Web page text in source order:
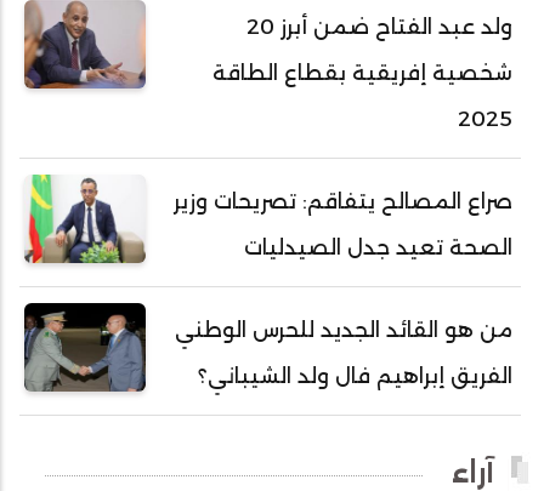
أحمد محفوظ حسني
أحمد محمد عبدالرحمن أمين
أحمد محمود محمد المامي النيسان
أحمد هارون الشيخ سيديا
أحمد ولد آبه
أحمد ولد الديه
أحمد ولد السالك
أحمد ولد باهيه
ولد عبد الفتاح ضمن أبرز 20
شخصية إفريقية بقطاع الطاقة
2025
صراع المصالح يتفاقم: تصريحات وزير
الصحة تعيد جدل الصيدليات
من هو القائد الجديد للحرس الوطني
الفريق إبراهيم فال ولد الشيباني؟
آراء